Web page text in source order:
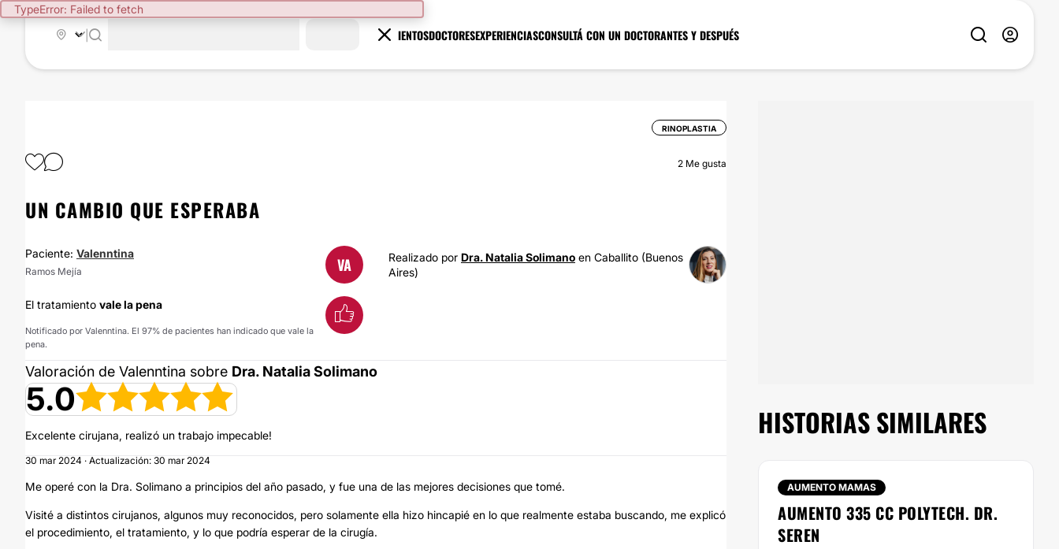
TypeError: Failed to fetch
TRATAMIENTOSDOCTORESEXPERIENCIASCONSULTÁ CON UN DOCTORANTES Y DESPUÉS
RINOPLASTIA
2 Me gusta
UN CAMBIO QUE ESPERABA
Paciente: Valenntina
Ramos Mejía VA Realizado por Dra. Natalia Solimano en Caballito (Buenos
Aires)
El tratamiento vale la pena
Notificado por Valenntina. El 97% de pacientes han indicado que vale la
pena.
Valoración de Valenntina sobre Dra. Natalia Solimano
5.0
Excelente cirujana, realizó un trabajo impecable!
30 mar 2024 · Actualización: 30 mar 2024
Me operé con la Dra. Solimano a principios del año pasado, y fue una de las mejores decisiones que tomé.
Visité a distintos cirujanos, algunos muy reconocidos, pero solamente ella hizo hincapié en lo que realmente estaba buscando, me explicó
el procedimiento, el tratamiento, y lo que podría esperar de la cirugía.
HISTORIAS SIMILARES
AUMENTO MAMAS
AUMENTO 335 CC POLYTECH. DR.
SEREN